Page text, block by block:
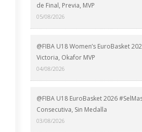
de Final, Previa, MVP
05/08/2026
@FIBA U18 Women’s EuroBasket
Victoria, Okafor MVP
04/08/2026
@FIBA U18 EuroBasket 2026
Consecutiva, Sin Medalla
03/08/2026